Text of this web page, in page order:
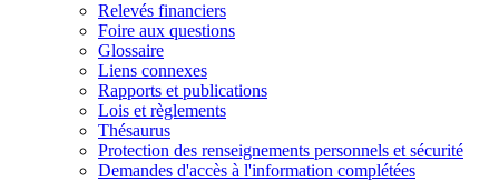
Relevés financiers
Foire aux questions
Glossaire
Liens connexes
Rapports et publications
Lois et règlements
Thésaurus
Protection des renseignements personnels et sécurité
Demandes d'accès à l'information complétées